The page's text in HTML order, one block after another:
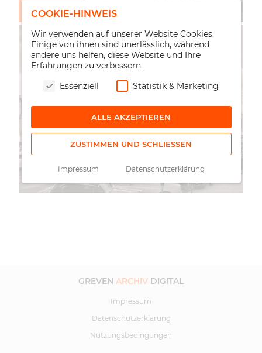
GREVEN ARCHIV DIGITAL
Impressum
Datenschutzerklärung
Nutzungsbedingungen
COOKIE-HINWEIS
Wir verwenden auf unserer Website Cookies.
Einige von ihnen sind unerlässlich, während
andere uns helfen, diese Website und Ihre
Erfahrungen zu verbessern.
Essenziell
Statistik & Marketing
ALLE AKZEPTIEREN
ZUSTIMMEN UND SCHLIESSEN
Impressum Datenschutzerklärung